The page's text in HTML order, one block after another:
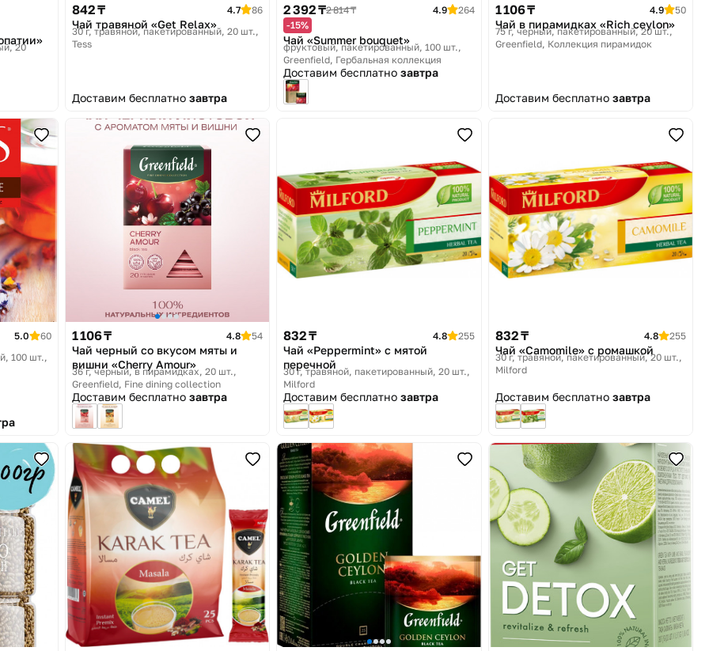
20
842 ₸ 4.7 86
Чай травяной «Get Relax»
30 г, травяной, пакетированный, 20 шт.
Tess
Доставим бесплатно завтра
2 392 ₸2 814 ₸ 4.9
264
-15%
Чай «Summer bouquet»
фруктовый, пакетированный, 100 шт.
Greenfield, Гербальная коллекция
Доставим бесплатно завтра
1 106 ₸ 4.9 50
Чай в пирамидках «Rich ceylon»
75 г, черный, пакетированный, 20 шт.
Greenfield, Коллекция пирамидок
Доставим бесплатно завтра
5.0 60
100 шт.
1 106 ₸ 4.8 54
Чай черный со вкусом мяты и
вишни «Cherry Amour»
36 г, черный, в пирамидках, 20 шт.
Greenfield, Fine dining collection
Доставим бесплатно завтра
832 ₸ 4.8 255
Чай «Peppermint» с мятой
перечной
30 г, травяной, пакетированный, 20 шт.
Milford
Доставим бесплатно завтра
832 ₸ 4.8 255
Чай «Camomile» с ромашкой
30 г, травяной, пакетированный, 20 шт.
Milford
Доставим бесплатно завтра